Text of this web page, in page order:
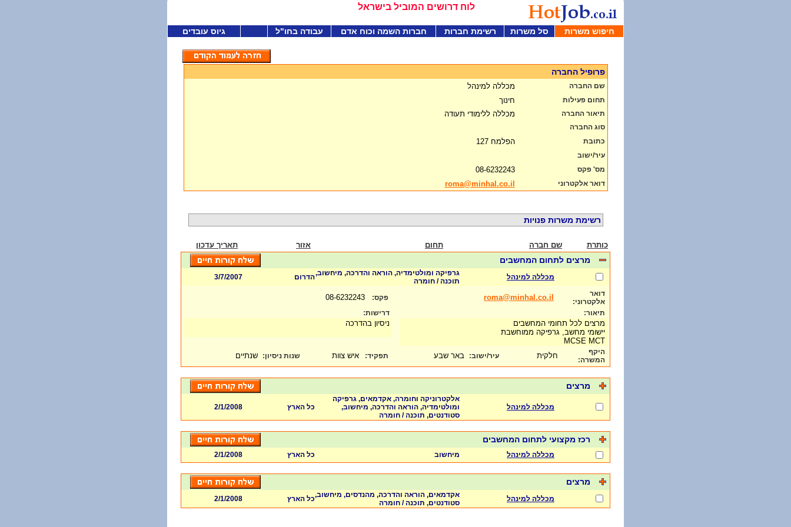
לוח דרושים המוביל בישראל
חיפוש משרות סל משרות רשימת חברות חברות השמה וכוח אדם עבודה בחו"ל גיוס עובדים
פרופיל החברה
שם החברה מכללה למינהל
תחום פעילות חינוך
תיאור החברה מכללה ללימודי תעודה
סוג החברה
כתובת
הפלמח 127
עיר/ישוב
מס' פקס
08-6232243
דואר אלקטרוני roma@minhal.co.il
רשימת משרות פנויות
כותרת שם חברה תחום אזור תאריך עדכון
מרצים לתחום המחשבים
מכללה למינהל
גרפיקה ומולטימדיה, הוראה והדרכה, מיחשוב,
תוכנה / חומרה
הדרום
3/7/2007
דואר
אלקטרוני:
roma@minhal.co.il פקס:
תיאור:
מרצים לכל תחומי המחשבים
יישומי מחשב, גרפיקה ממוחשבת
MCSE MCT
דרישות:
ניסיון בהדרכה
היקף
המשרה:
חלקית עיר/ישוב: באר שבע תפקיד: איש צוות שנות ניסיון: שנתיים
מרצים
מכללה למינהל
אלקטרוניקה וחומרה, אקדמאים, גרפיקה
ומולטימדיה, הוראה והדרכה, מיחשוב,
סטודנטים, תוכנה / חומרה
כל הארץ 2/1/2008
רכז מקצועי לתחום המחשבים
מכללה למינהל מיחשוב כל הארץ 2/1/2008
מרצים
מכללה למינהל
אקדמאים, הוראה והדרכה, מהנדסים, מיחשוב,
סטודנטים, תוכנה / חומרה
כל הארץ 2/1/2008